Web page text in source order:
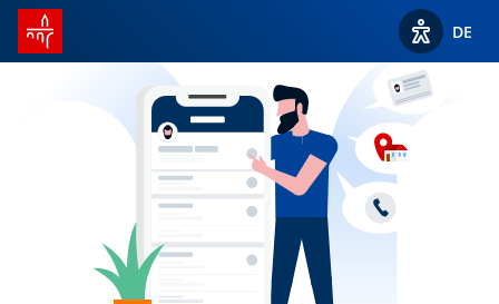
Startseite SPUERKEESS
Optionen
DE